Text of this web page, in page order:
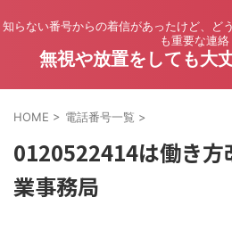
知らない番号からの着信があったけど、ど
も重要な連絡
無視や放置をしても大
HOME > 電話番号一覧 >
0120522414は働き方
業事務局